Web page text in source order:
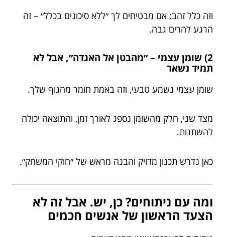
וזה כלל זהב: אם מבטיחים לך ״ללא סיכונים בכלל״ – זה
הרגע להרים גבה.
2) שומן עצמי – ״מהבטן אל האגדה״, אבל לא
תמיד נשאר
שומן עצמי נשמע טבעי, וזה באמת חומר מהגוף שלך.
מצד שני, חלק מהשומן נספג לאורך זמן, והתוצאה יכולה
להשתנות.
כאן נדרש תכנון מדויק והבנה מראש של ״חוקי המשחק״.
ומה עם ניתוחים? כן, יש. אבל זה לא
הצעד הראשון של אנשים חכמים